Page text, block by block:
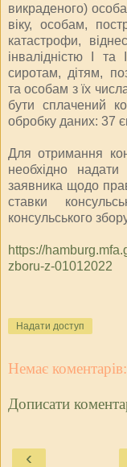
викраденого)
віку, особам,
катастрофи,
інвалідністю I та
сиротам, дітям,
та особам з їх
бути сплачений
обробку даних: 37
Для отримання
необхідно надати
заявника щодо
ставки
консульського
https://
zboru-z-01012022
Надати доступ
Немає коментарів:
Дописати
‹